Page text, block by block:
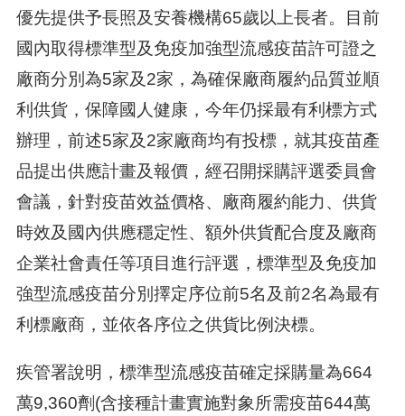
優先提供予長照及安養機構65歲以上長者。目前
國內取得標準型及免疫加強型流感疫苗許可證之
廠商分別為5家及2家，為確保廠商履約品質並順
利供貨，保障國人健康，今年仍採最有利標方式
辦理，前述5家及2家廠商均有投標，就其疫苗產
品提出供應計畫及報價，經召開採購評選委員會
會議，針對疫苗效益價格、廠商履約能力、供貨
時效及國內供應穩定性、額外供貨配合度及廠商
企業社會責任等項目進行評選，標準型及免疫加
強型流感疫苗分別擇定序位前5名及前2名為最有
利標廠商，並依各序位之供貨比例決標。
疾管署說明，標準型流感疫苗確定採購量為664
萬9,360劑(含接種計畫實施對象所需疫苗644萬